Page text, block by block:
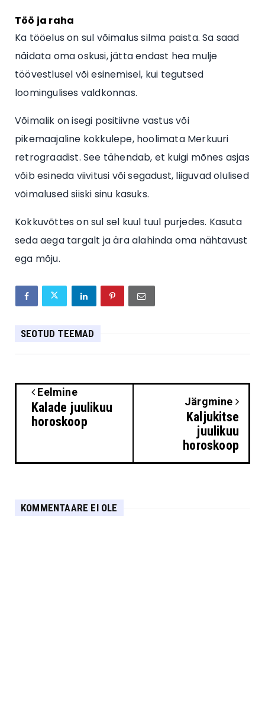
Töö ja raha
Ka tööelus on sul võimalus silma paista. Sa saad
näidata oma oskusi, jätta endast hea mulje
töövestlusel või esinemisel, kui tegutsed
loomingulises valdkonnas.
Võimalik on isegi positiivne vastus või
pikemaajaline kokkulepe, hoolimata Merkuuri
retrograadist. See tähendab, et kuigi mõnes asjas
võib esineda viivitusi või segadust, liiguvad olulised
võimalused siiski sinu kasuks.
Kokkuvõttes on sul sel kuul tuul purjedes. Kasuta
seda aega targalt ja ära alahinda oma nähtavust
ega mõju.
SEOTUD TEEMAD
Eelmine
Kalade juulikuu
horoskoop
Järgmine
Kaljukitse
juulikuu
horoskoop
KOMMENTAARE EI OLE